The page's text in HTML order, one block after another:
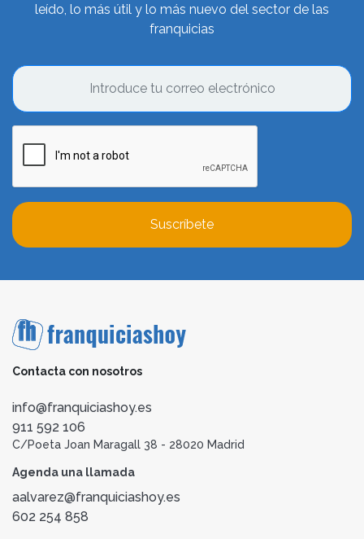
leído, lo más útil y lo más nuevo del sector de las
franquicias
Suscríbete
Contacta con nosotros
info@franquiciashoy.es
911 592 106
C/Poeta Joan Maragall 38 - 28020 Madrid
Agenda una llamada
aalvarez@franquiciashoy.es
602 254 858